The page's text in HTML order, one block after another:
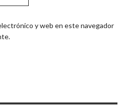
y web en este navegador